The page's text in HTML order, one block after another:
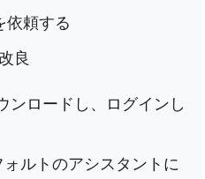
依頼する
良
ンロードし、ログインし
ルトのアシスタントに